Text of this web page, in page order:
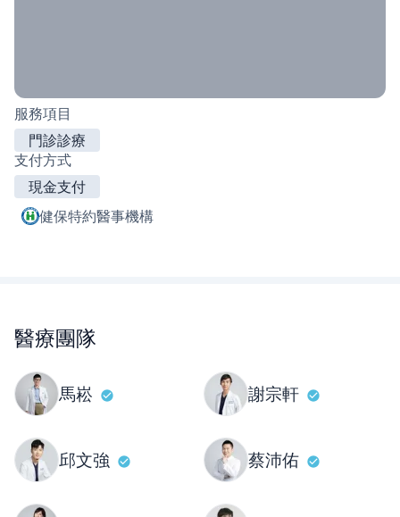
服務項目
門診診療
支付方式
現金支付
健保特約醫事機構
醫療團隊
馬崧 謝宗軒
邱文強 蔡沛佑